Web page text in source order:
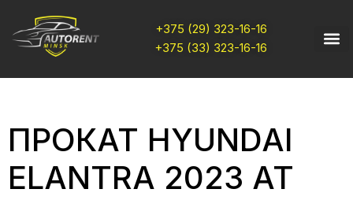
+375 (29) 323-16-16
+375 (33) 323-16-16
ПРОКАТ HYUNDAI
ELANTRA 2023 AT